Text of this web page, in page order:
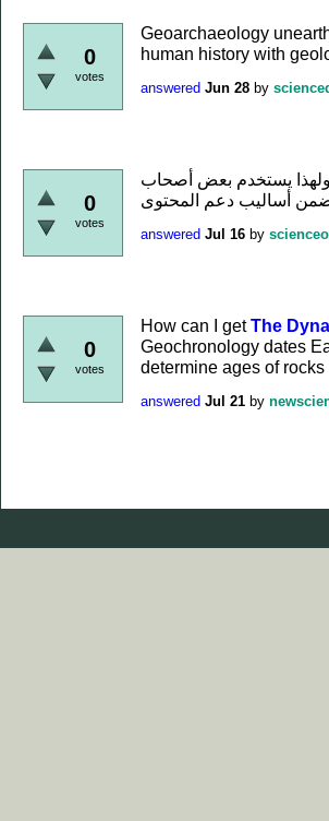
0
votes
Geoarchaeology
human history with
answered Jun 28 by
0
votes
ولهذا يستخدم بعض أصحاب
answered Jul 16 by
0
votes
How can I getThe
Geochronology dates
determine ages of
answered Jul 21 by